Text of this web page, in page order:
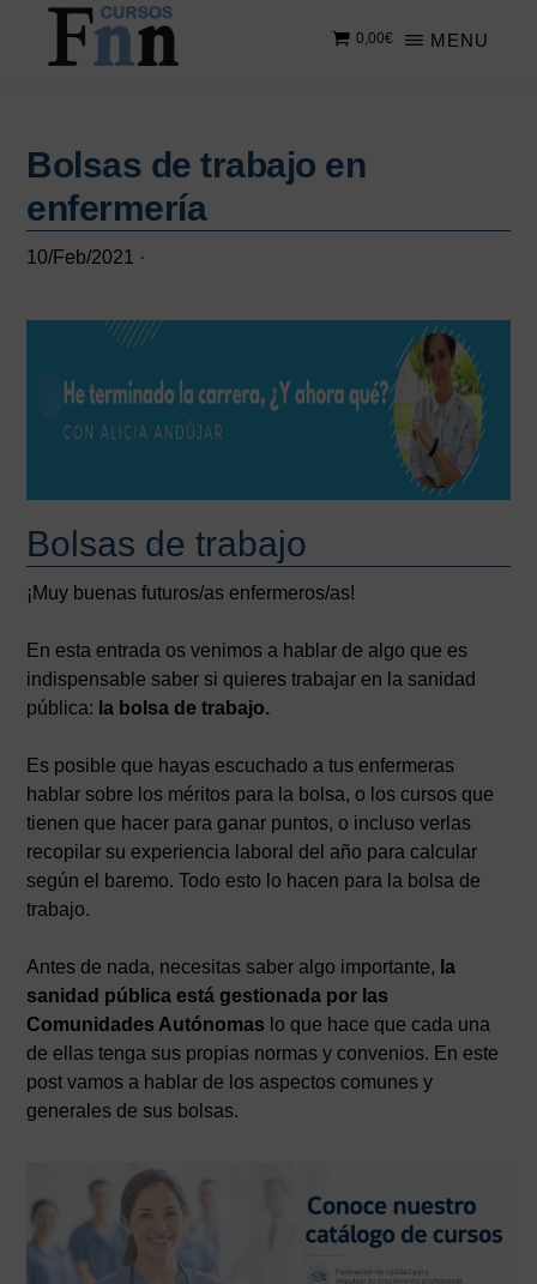
Saltar
contenido
Saltar
principal
online
MENU
0,00€
Bolsas de trabajo en
enfermería
10/Feb/2021 ·
Bolsas de trabajo
¡Muy buenas futuros/as enfermeros/as!
En esta entrada os venimos a hablar de algo que es
indispensable saber si quieres trabajar en la sanidad
pública: la bolsa de trabajo.
Es posible que hayas escuchado a tus enfermeras
hablar sobre los méritos para la bolsa, o los cursos que
tienen que hacer para ganar puntos, o incluso verlas
recopilar su experiencia laboral del año para calcular
según el baremo. Todo esto lo hacen para la bolsa de
trabajo.
Antes de nada, necesitas saber algo importante, la
sanidad pública está gestionada por las
Comunidades Autónomas lo que hace que cada una
de ellas tenga sus propias normas y convenios. En este
post vamos a hablar de los aspectos comunes y
generales de sus bolsas.